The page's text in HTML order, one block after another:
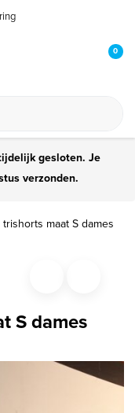
0
gesloten. Je
verzonden.
maat S dames
S dames